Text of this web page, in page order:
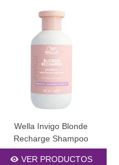
Alterna su uso con
capilar. Usa guantes
y asegúrate de
que puedan dejar
Rubios platinados, canas
amarillentas
Mantenimiento regular,
Wella Invigo Blonde
Recharge Shampoo
VER PRODUCTOS